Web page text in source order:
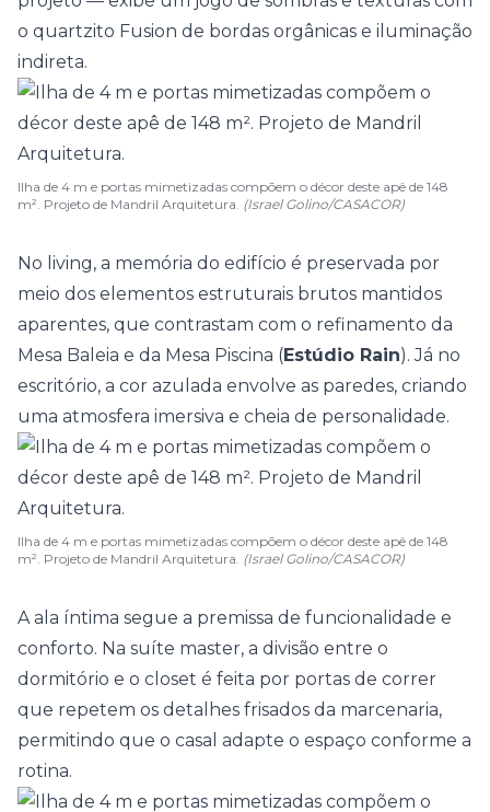
o quartzito Fusion de bordas orgânicas e iluminação
indireta.
Ilha de 4 m e portas mimetizadas compõem o décor deste apê de 148
m². Projeto de Mandril Arquitetura. (Israel Golino/CASACOR)
No living, a memória do edifício é preservada por
meio dos elementos estruturais brutos mantidos
aparentes, que contrastam com o refinamento da
Mesa Baleia e da Mesa Piscina (Estúdio Rain). Já no
escritório, a cor azulada envolve as paredes, criando
uma atmosfera imersiva e cheia de personalidade.
Ilha de 4 m e portas mimetizadas compõem o décor deste apê de 148
m². Projeto de Mandril Arquitetura. (Israel Golino/CASACOR)
A ala íntima segue a premissa de funcionalidade e
conforto. Na suíte master, a divisão entre o
dormitório e o closet é feita por portas de correr
que repetem os detalhes frisados da marcenaria,
permitindo que o casal adapte o espaço conforme a
rotina.